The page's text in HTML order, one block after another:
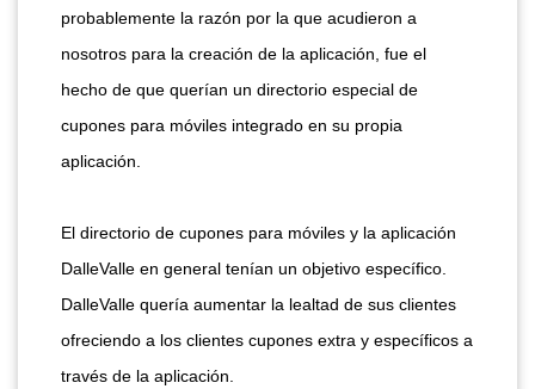
probablemente la razón por la que acudieron a
nosotros para la creación de la aplicación, fue el
hecho de que querían un directorio especial de
cupones para móviles integrado en su propia
aplicación.
El directorio de cupones para móviles y la aplicación
DalleValle en general tenían un objetivo específico.
DalleValle quería aumentar la lealtad de sus clientes
ofreciendo a los clientes cupones extra y específicos a
través de la aplicación.